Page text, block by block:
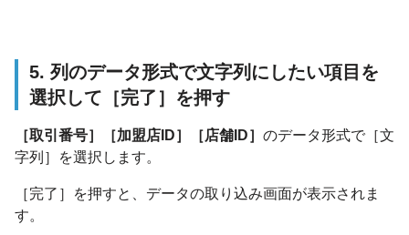
5. 列のデータ形式で文字列にしたい項目を
選択して［完了］を押す
［取引番号］［加盟店ID］［店舗ID］ のデータ形式で［文
字列］を選択します。
［完了］を押すと、データの取り込み画面が表示されま
す。